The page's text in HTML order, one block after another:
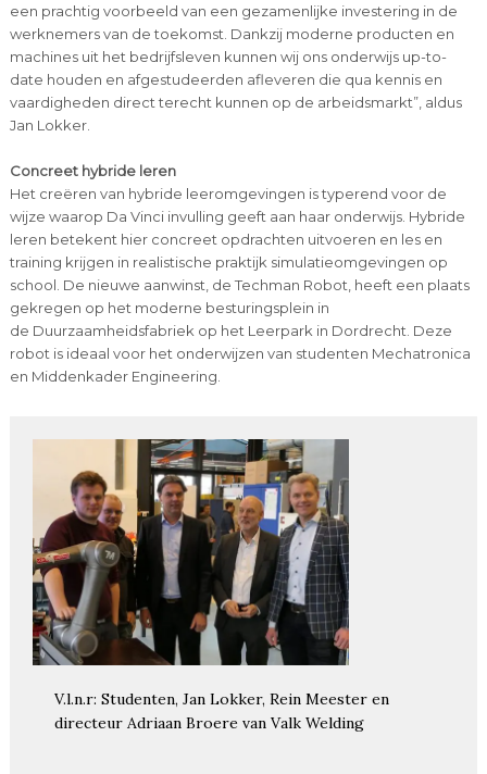
een prachtig voorbeeld van een gezamenlijke investering in de
werknemers van de toekomst. Dankzij moderne producten en
machines uit het bedrijfsleven kunnen wij ons onderwijs up-to-
date houden en afgestudeerden afleveren die qua kennis en
vaardigheden direct terecht kunnen op de arbeidsmarkt”, aldus
Jan Lokker.
Concreet hybride leren
Het creëren van hybride leeromgevingen is typerend voor de
wijze waarop Da Vinci invulling geeft aan haar onderwijs. Hybride
leren betekent hier concreet opdrachten uitvoeren en les en
training krijgen in realistische praktijk simulatieomgevingen op
school. De nieuwe aanwinst, de Techman Robot, heeft een plaats
gekregen op het moderne besturingsplein in
de Duurzaamheidsfabriek op het Leerpark in Dordrecht. Deze
robot is ideaal voor het onderwijzen van studenten Mechatronica
en Middenkader Engineering.
V.l.n.r: Studenten, Jan Lokker, Rein Meester en
directeur Adriaan Broere van Valk Welding